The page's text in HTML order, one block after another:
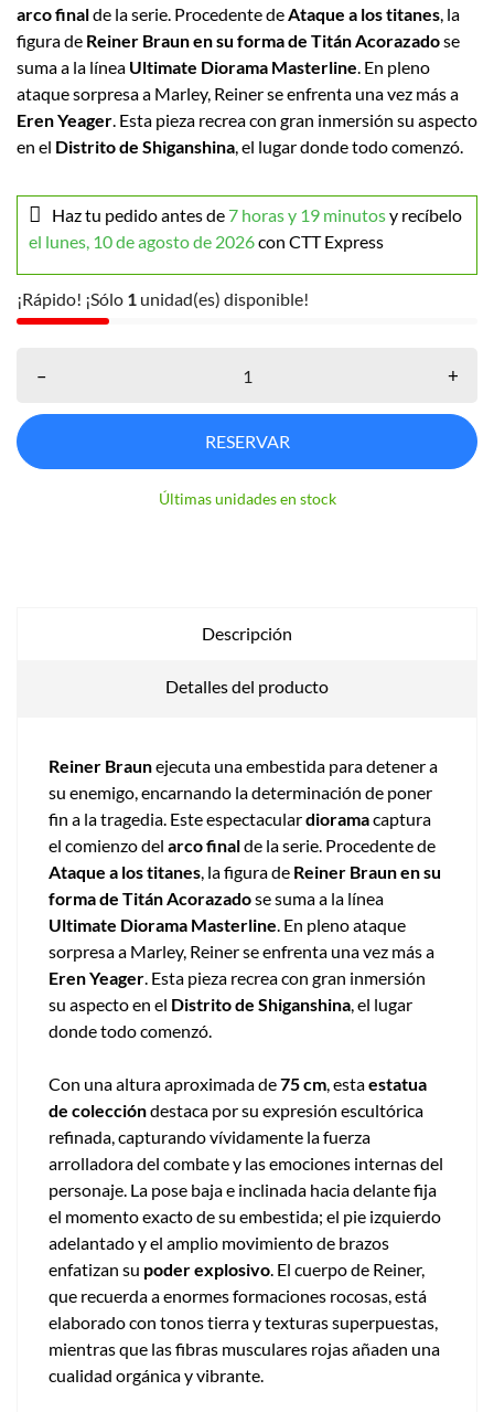
arco finalde la serie. Procedente deAtaque a los titanes, la
figura de Reiner Braun en su forma de Titán Acorazadose
suma a la línea Ultimate Diorama Masterline. En pleno
ataque sorpresa a Marley, Reiner se enfrenta una vez más a
Eren Yeager. Esta pieza recrea con gran inmersión su aspecto
en el Distrito de Shiganshina, el lugar donde todo comenzó.
Haz tu pedido antes de 7 horas y 19 minutosy recíbelo
el lunes, 10 de agosto de 2026con CTT Express
¡Rápido! ¡Sólo 1 unidad(es) disponible!
– +
RESERVAR
Últimas unidades en stock
Descripción
Detalles del producto
Reiner Braunejecuta una embestida para detener a
su enemigo, encarnando la determinación de poner
fin a la tragedia. Este espectaculardioramacaptura
el comienzo del arco finalde la serie. Procedente de
Ataque a los titanes, la figura de Reiner Braun en su
forma de Titán Acorazadose suma a la línea
Ultimate Diorama Masterline. En pleno ataque
sorpresa a Marley, Reiner se enfrenta una vez más a
Eren Yeager. Esta pieza recrea con gran inmersión
su aspecto en el Distrito de Shiganshina, el lugar
donde todo comenzó.
Con una altura aproximada de75 cm, estaestatua
de coleccióndestaca por su expresión escultórica
refinada, capturando vívidamente la fuerza
arrolladora del combate y las emociones internas del
personaje. La pose baja e inclinada hacia delante fija
el momento exacto de su embestida; el pie izquierdo
adelantado y el amplio movimiento de brazos
enfatizan su poder explosivo. El cuerpo de Reiner,
que recuerda a enormes formaciones rocosas, está
elaborado con tonos tierra y texturas superpuestas,
mientras que las fibras musculares rojas añaden una
cualidad orgánica y vibrante.